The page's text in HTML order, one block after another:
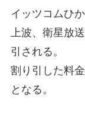
イッツコムひ
上波、衛星放
引される。
割り引した料
となる。